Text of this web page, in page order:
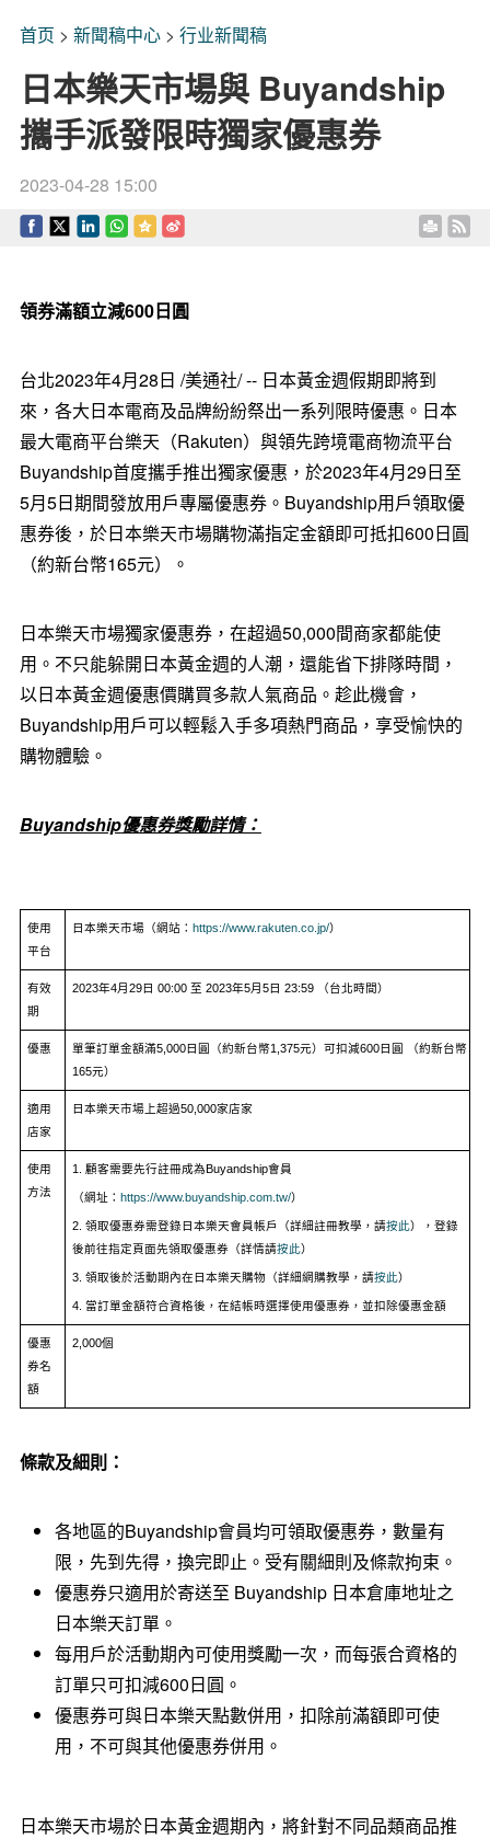
首页 > 新聞稿中心> 行业新聞稿
日本樂天市場與 Buyandship
攜手派發限時獨家優惠券
2023-04-28 15:00
領券滿額立減600日圓
台北2023年4月28日 /美通社/ -- 日本黃金週假期即將到
來，各大日本電商及品牌紛紛祭出一系列限時優惠。日本
最大電商平台樂天（Rakuten）與領先跨境電商物流平台
Buyandship首度攜手推出獨家優惠，於2023年4月29日至
5月5日期間發放用戶專屬優惠券。Buyandship用戶領取優
惠券後，於日本樂天市場購物滿指定金額即可抵扣600日圓
（約新台幣165元）。
日本樂天市場獨家優惠券，在超過50,000間商家都能使
用。不只能躲開日本黃金週的人潮，還能省下排隊時間，
以日本黃金週優惠價購買多款人氣商品。趁此機會，
Buyandship用戶可以輕鬆入手多項熱門商品，享受愉快的
購物體驗。
Buyandship優惠券獎勵詳情：
使用
平台
日本樂天市場（網站： https://www.rakuten.co.jp/）
有效
期
2023年4月29日 00:00 至 2023年5月5日 23:59 （台北時間）
優惠 單筆訂單金額滿5,000日圓 （約新台幣1,375元）可扣減600日圓
（約新台幣
165元）
適用
店家
日本樂天市場上超過50,000家店家
使用
方法
1. 顧客需要先行註冊成為Buyandship會員
（網址： https://www.buyandship.com.tw/）
2. 領取優惠券需登錄日本樂天會員帳戶（詳細註冊教學，請按此）
，登錄
後前往指定頁面先領取優惠券（詳情請按此）
3. 領取後於活動期內在日本樂天購物（詳細網購教學，請按此）
4. 當訂單金額符合資格後，在結帳時選擇使用優惠券，並扣除優惠金額
優惠
券名
額
2,000個
條款及細則：
各地區的Buyandship會員均可領取優惠券，數量有
限，先到先得，換完即止。受有關細則及條款拘束。
優惠券只適用於寄送至 Buyandship 日本倉庫地址之
日本樂天訂單。
每用戶於活動期內可使用獎勵一次，而每張合資格的
訂單只可扣減600日圓。
優惠券可與日本樂天點數併用，扣除前滿額即可使
用，不可與其他優惠券併用。
日本樂天市場於日本黃金週期內，將針對不同品類商品推